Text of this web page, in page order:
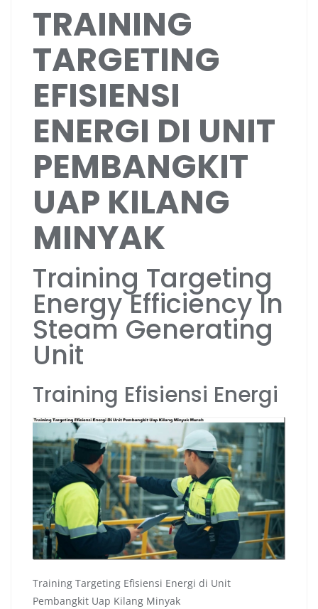
TRAINING
TARGETING
EFISIENSI
ENERGI DI UNIT
PEMBANGKIT
UAP KILANG
MINYAK
Training Targeting
Energy Efficiency In
Steam Generating
Unit
Training Efisiensi Energi
Training Targeting Efisiensi Energi di Unit
Pembangkit Uap Kilang Minyak